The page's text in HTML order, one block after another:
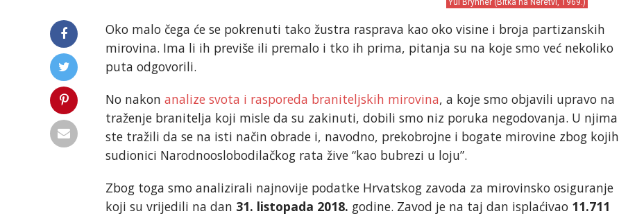
Yul Brynner (Bitka na Neretvi, 1969.)
Oko malo čega će se pokrenuti tako žustra rasprava kao oko visine i broja partizanskih
mirovina. Ima li ih previše ili premalo i tko ih prima, pitanja su na koje smo već nekoliko
puta odgovorili.
No nakon analize svota i rasporeda braniteljskih mirovina, a koje smo objavili upravo na
traženje branitelja koji misle da su zakinuti, dobili smo niz poruka negodovanja. U njima
ste tražili da se na isti način obrade i, navodno, prekobrojne i bogate mirovine zbog kojih
sudionici Narodnooslobodilačkog rata žive “kao bubrezi u loju”.
Zbog toga smo analizirali najnovije podatke Hrvatskog zavoda za mirovinsko osiguranje
koji su vrijedili na dan 31. listopada 2018. godine. Zavod je na taj dan isplaćivao 11.711